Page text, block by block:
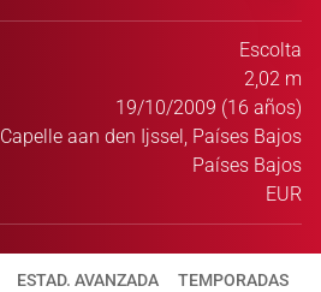
Escolta
2,02 m
19/10/2009 (16 años)
Capelle aan den Ijssel, Países Bajos
Países Bajos
EUR
ESTAD. AVANZADA TEMPORADAS